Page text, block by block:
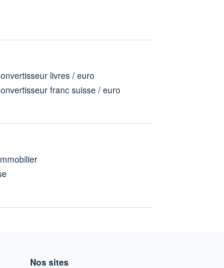
livres / euro
franc suisse / euro
Nos sites